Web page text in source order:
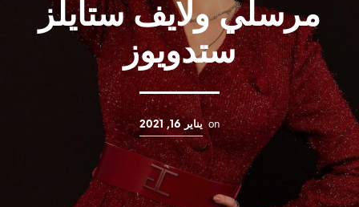
مرسلي ولايف ستايلز
ستدويوز
on يناير 16, 2021